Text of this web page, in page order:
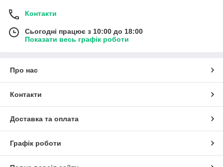
Контакти
Сьогодні працює з 10:00 до 18:00
Показати весь графік роботи
Про нас
Контакти
Доставка та оплата
Графік роботи